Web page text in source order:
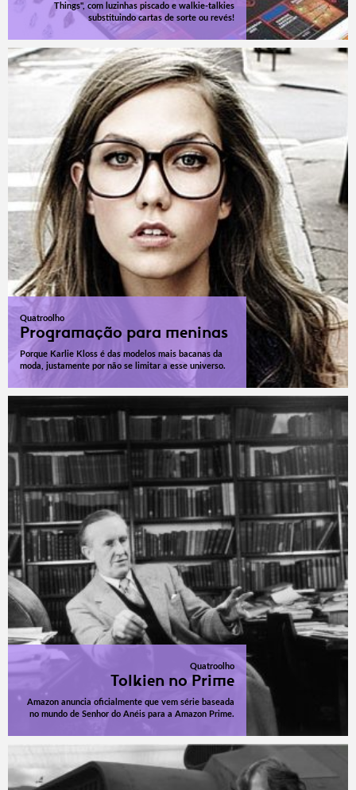
Things", com luzinhas piscado e walkie-talkies
substituindo cartas de sorte ou revés!
Quatroolho
Programação para meninas
Porque Karlie Kloss é das modelos mais bacanas da
moda, justamente por não se limitar a esse universo.
Quatroolho
Tolkien no Prime
Amazon anuncia oficialmente que vem série baseada
no mundo de Senhor do Anéis para a Amazon Prime.